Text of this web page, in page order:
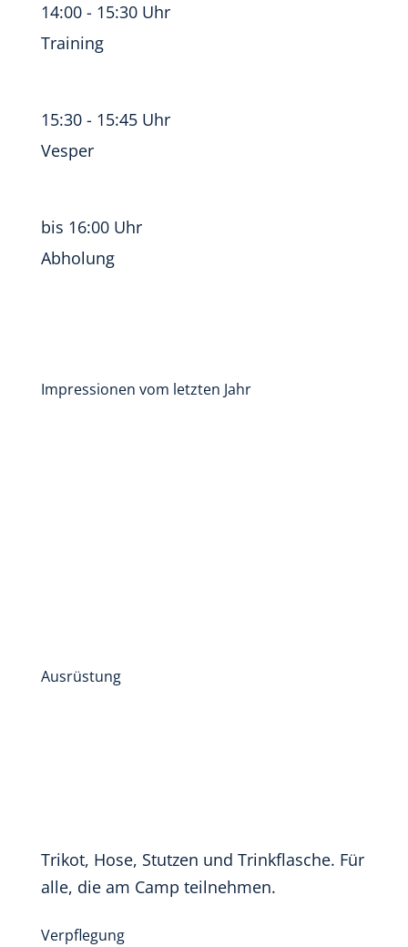
14:00 - 15:30 Uhr
Training
15:30 - 15:45 Uhr
Vesper
bis 16:00 Uhr
Abholung
Impressionen vom letzten Jahr
Ausrüstung
Trikot, Hose, Stutzen und Trinkflasche. Für
alle, die am Camp teilnehmen.
Verpflegung